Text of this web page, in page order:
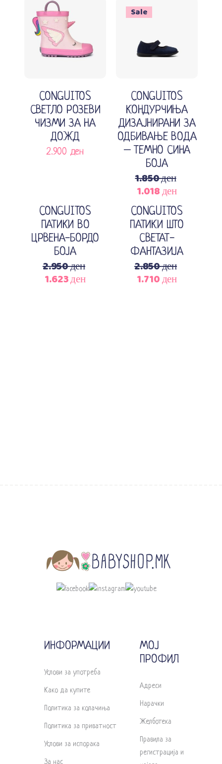
Изберете опции
CONGUITOS
СВЕТЛО РОЗЕВИ
ЧИЗМИ ЗА НА
ДОЖД
2.900 ден
Sale
CONGUITOS
КОНДУРЧИЊА
ДИЗАЈНИРАНИ ЗА
ОДБИВАЊЕ ВОДА
– ТЕМНО СИНА
БОЈА
1.850ден
Original
price
was:
1.850 ден.
1.018денCurrent
price
is:
1.018 ден.
Изберете опции
CONGUITOS
ПАТИКИ ВО
ЦРВЕНА-БОРДО
БОЈА
2.950ден
Original
1.623денCurrent
Изберете опции
CONGUITOS
ПАТИКИ ШТО
СВЕТАТ-
ФАНТАЗИЈА
2.850ден
Original
1.710денCurrent
ИНФОРМАЦИИ
Услови за употреба
Како да купите
Политика за колачиња
Политика за приватност
Услови за испорака
За нас
МОЈ
ПРОФИЛ
Адреси
Нарачки
Желботека
Правила за
регистрација и